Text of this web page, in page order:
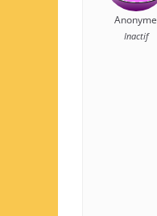
Anonyme
Inactif